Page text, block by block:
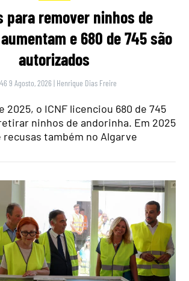
para remover ninhos de
e 680 de 745 são
autorizados
9 Agosto, 2026 | Henrique Dias Freire
2025, o ICNF licenciou 680 de 745
ninhos de andorinha. Em 2025
recusas também no Algarve